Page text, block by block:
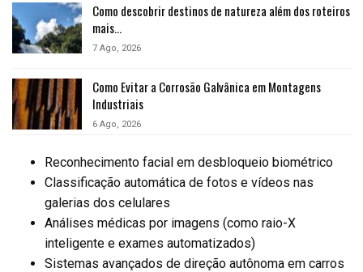
Como descobrir destinos de natureza além dos roteiros
mais…
7 Ago, 2026
Como Evitar a Corrosão Galvânica em Montagens
Industriais
6 Ago, 2026
Reconhecimento facial em desbloqueio biométrico
Classificação automática de fotos e vídeos nas
galerias dos celulares
Análises médicas por imagens (como raio-X
inteligente e exames automatizados)
Sistemas avançados de direção autônoma em carros